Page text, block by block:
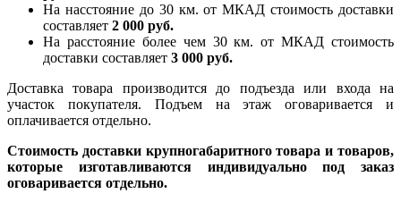
На насcтояние до 30 км. от МКАД стоимость доставки
составляет 2 000 руб.
На расстояние более чем 30 км. от МКАД стоимость
доставки составляет 3 000 руб.
Доставка товара производится до подъезда или входа на
участок покупателя. Подъем на этаж оговаривается и
оплачивается отдельно.
Стоимость доставки крупногабаритного товара и товаров,
которые изготавливаются индивидуально под заказ
оговаривается отдельно.